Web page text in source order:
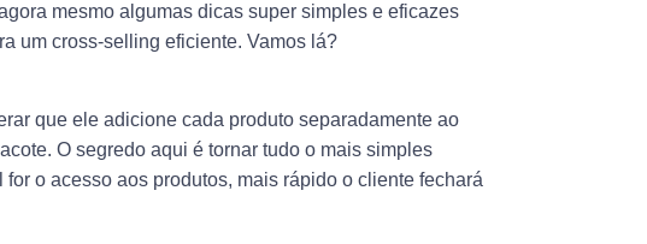
mesmo algumas dicas super simples e eficazes
um cross-selling eficiente. Vamos lá?
que ele adicione cada produto separadamente ao
O segredo aqui é tornar tudo o mais simples
o acesso aos produtos, mais rápido o cliente fechará